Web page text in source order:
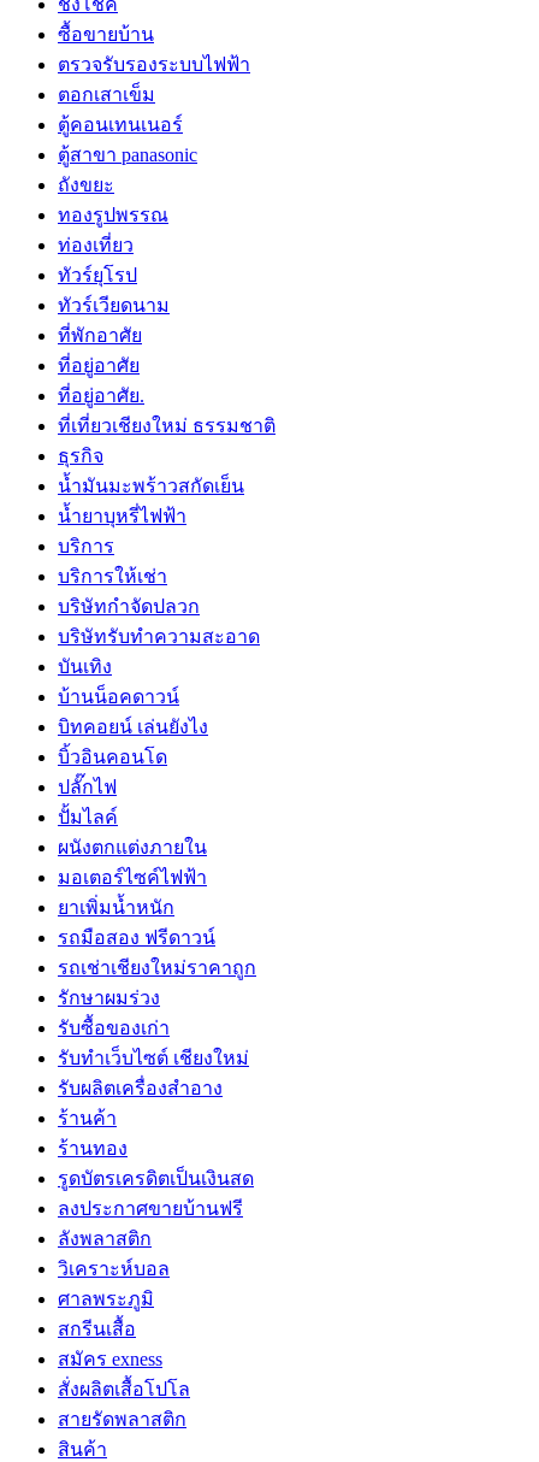
ซื้อขายบ้าน
ตรวจรับรองระบบไฟฟ้า
ตอกเสาเข็ม
ตู้คอนเทนเนอร์
ตู้สาขา panasonic
ถังขยะ
ทองรูปพรรณ
ท่องเที่ยว
ทัวร์ยุโรป
ทัวร์เวียดนาม
ที่พักอาศัย
ที่อยู่อาศัย
ที่อยู่อาศัย.
ที่เที่ยวเชียงใหม่ ธรรมชาติ
ธุรกิจ
น้ำมันมะพร้าวสกัดเย็น
น้ำยาบุหรี่ไฟฟ้า
บริการ
บริการให้เช่า
บริษัทกำจัดปลวก
บริษัทรับทำความสะอาด
บันเทิง
บ้านน็อคดาวน์
บิทคอยน์ เล่นยังไง
บิ้วอินคอนโด
ปลั๊กไฟ
ปั้มไลค์
ผนังตกแต่งภายใน
มอเตอร์ไซค์ไฟฟ้า
ยาเพิ่มน้ำหนัก
รถมือสอง ฟรีดาวน์
รถเช่าเชียงใหม่ราคาถูก
รักษาผมร่วง
รับซื้อของเก่า
รับทำเว็บไซต์ เชียงใหม่
รับผลิตเครื่องสำอาง
ร้านค้า
ร้านทอง
รูดบัตรเครดิตเป็นเงินสด
ลงประกาศขายบ้านฟรี
ลังพลาสติก
วิเคราะห์บอล
ศาลพระภูมิ
สกรีนเสื้อ
สมัคร exness
สั่งผลิตเสื้อโปโล
สายรัดพลาสติก
สินค้า